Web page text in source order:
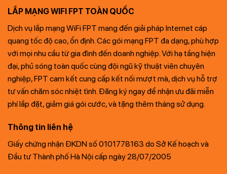
LẮP MẠNG WIFI FPT TOÀN QUỐC
Dịch vụ lắp mạng WiFi FPT mang đến giải pháp Internet cáp
quang tốc độ cao, ổn định. Các gói mạng FPT đa dạng, phù hợp
với mọi nhu cầu từ gia đình đến doanh nghiệp. Với hạ tầng hiện
đại, phủ sóng toàn quốc cùng đội ngũ kỹ thuật viên chuyên
nghiệp, FPT cam kết cung cấp kết nối mượt mà, dịch vụ hỗ trợ
tư vấn chăm sóc nhiệt tình. Đăng ký ngay để nhận ưu đãi miễn
phí lắp đặt, giảm giá gói cước, và tặng thêm tháng sử dụng.
Thông tin liên hệ
Giấy chứng nhận ĐKDN số 0101778163 do Sở Kế hoạch và
Đầu tư Thành phố Hà Nội cấp ngày 28/07/2005